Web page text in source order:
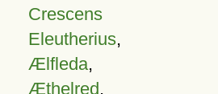
Crescens
Eleutherius,
Ælfleda,
Æthelred,